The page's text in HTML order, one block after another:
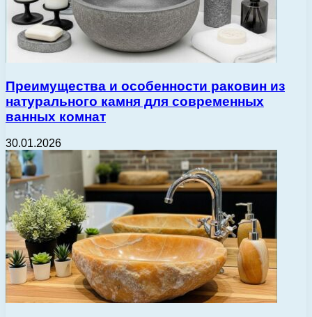
Преимущества и особенности раковин из
натурального камня для современных
ванных комнат
30.01.2026